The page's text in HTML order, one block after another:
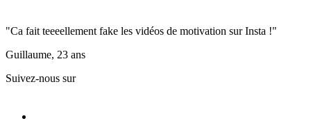
"Ca fait teeeellement fake les vidéos de motivation sur Insta !"
Guillaume, 23 ans
Suivez-nous sur